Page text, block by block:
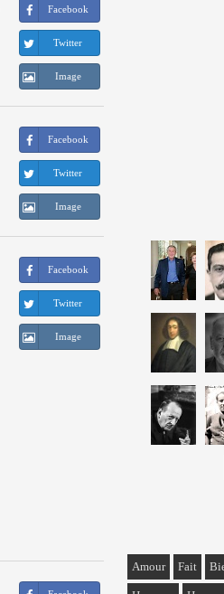
Facebook
Twitter
Image
Facebook
Twitter
Image
Facebook
Twitter
Image
Amour Fait